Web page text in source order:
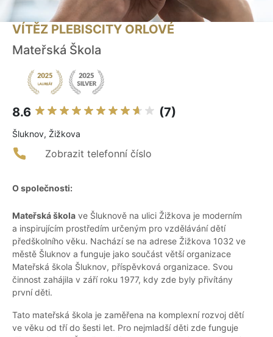
VÍTĚZ PLEBISCITY ORLOVÉ
Mateřská Škola
8.6 (7)
Šluknov, Žižkova
Zobrazit telefonní číslo
O společnosti:
Mateřská škola ve Šluknově na ulici Žižkova je moderním
a inspirujícím prostředím určeným pro vzdělávání dětí
předškolního věku. Nachází se na adrese Žižkova 1032 ve
městě Šluknov a funguje jako součást větší organizace
Mateřská škola Šluknov, příspěvková organizace. Svou
činnost zahájila v září roku 1977, kdy zde byly přivítány
první děti.
Tato mateřská škola je zaměřena na komplexní rozvoj dětí
ve věku od tří do šesti let. Pro nejmladší děti zde funguje